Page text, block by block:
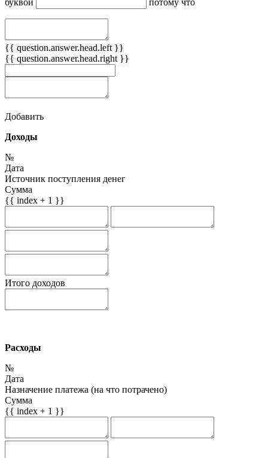
буквой потому что
{{ question.answer.head.left }}
{{ question.answer.head.right }}
Добавить
Доходы
№
Дата
Источник поступления денег
Сумма
{{ index + 1 }}
Итого доходов
Расходы
№
Дата
Назначение платежа (на что потрачено)
Сумма
{{ index + 1 }}